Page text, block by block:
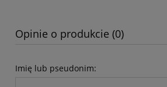
Opinie o produkcie (0)
Imię lub pseudonim: